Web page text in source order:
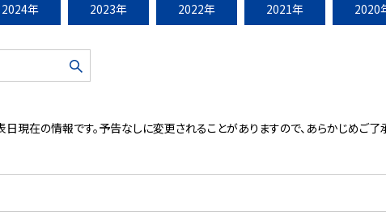
2024年 2023年 2022年 2021年 2020
現在の情報です。予告なしに変更されることがありますので、あらかじめご了